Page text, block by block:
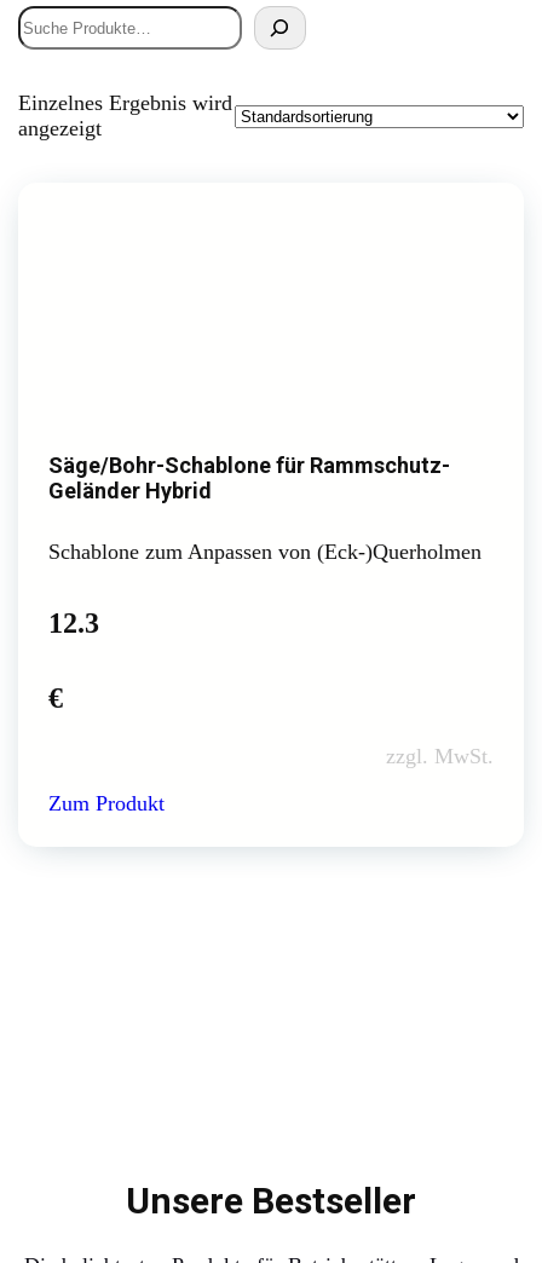
Suchen
Einzelnes Ergebnis wird
angezeigt
Säge/Bohr-Schablone für Rammschutz-
Geländer Hybrid
Schablone zum Anpassen von (Eck-)Querholmen
12.3
€
zzgl. MwSt.
Zum Produkt
Unsere Bestseller